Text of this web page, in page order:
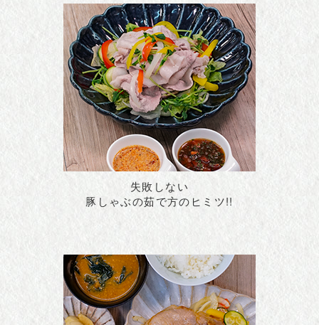
失敗しない
豚しゃぶの茹で方のヒミツ!!